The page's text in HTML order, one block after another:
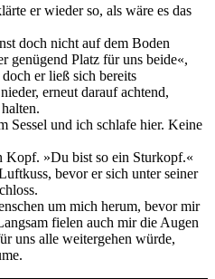
er wieder so, als wäre es das
doch nicht auf dem Boden
genügend Platz für uns beide«,
er ließ sich bereits
erneut darauf achtend,
Sessel und ich schlafe hier. Keine
Kopf. »Du bist so ein Sturkopf.«
bevor er sich unter seiner
um mich herum, bevor mir
fielen auch mir die Augen
uns alle weitergehen würde,